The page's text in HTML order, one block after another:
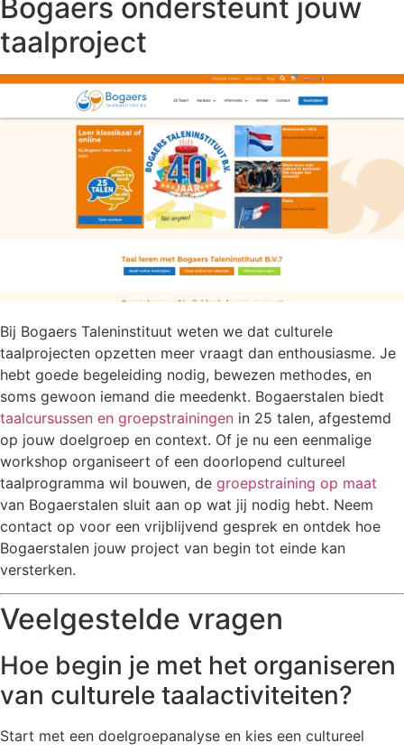
Bogaers ondersteunt jouw
taalproject
Bij Bogaers Taleninstituut weten we dat culturele
taalprojecten opzetten meer vraagt dan enthousiasme. Je
hebt goede begeleiding nodig, bewezen methodes, en
soms gewoon iemand die meedenkt. Bogaerstalen biedt
taalcursussen en groepstrainingen in 25 talen, afgestemd
op jouw doelgroep en context. Of je nu een eenmalige
workshop organiseert of een doorlopend cultureel
taalprogramma wil bouwen, de groepstraining op maat
van Bogaerstalen sluit aan op wat jij nodig hebt. Neem
contact op voor een vrijblijvend gesprek en ontdek hoe
Bogaerstalen jouw project van begin tot einde kan
versterken.
Veelgestelde vragen
Hoe begin je met het organiseren
van culturele taalactiviteiten?
Start met een doelgroepanalyse en kies een cultureel